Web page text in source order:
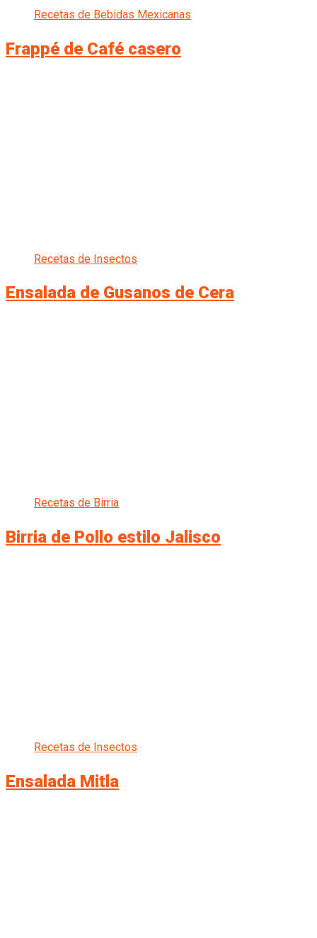
Recetas de Bebidas Mexicanas
Frappé de Café casero
Recetas de Insectos
Ensalada de Gusanos de Cera
Recetas de Birria
Birria de Pollo estilo Jalisco
Recetas de Insectos
Ensalada Mitla